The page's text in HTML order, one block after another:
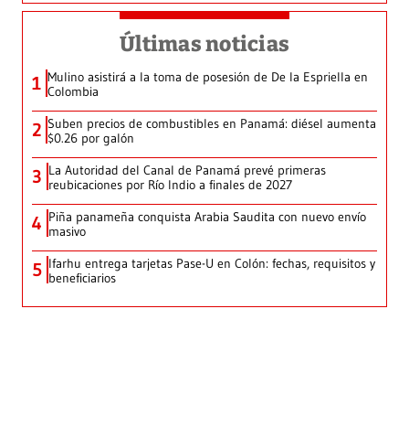
Últimas noticias
1 Mulino asistirá a la toma de posesión de De la Espriella en
Colombia
2 Suben precios de combustibles en Panamá: diésel aumenta
$0.26 por galón
3 La Autoridad del Canal de Panamá prevé primeras
reubicaciones por Río Indio a finales de 2027
4 Piña panameña conquista Arabia Saudita con nuevo envío
masivo
5 Ifarhu entrega tarjetas Pase-U en Colón: fechas, requisitos y
beneficiarios